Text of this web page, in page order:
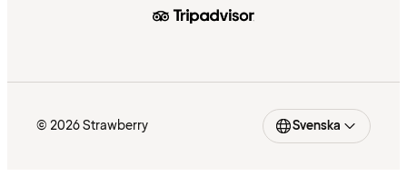
© 2026 Strawberry Svenska